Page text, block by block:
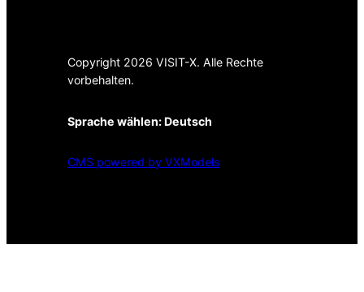
Copyright 2026 VISIT-X. Alle Rechte
vorbehalten.
Sprache wählen:Deutsch
CMS powered by VXModels